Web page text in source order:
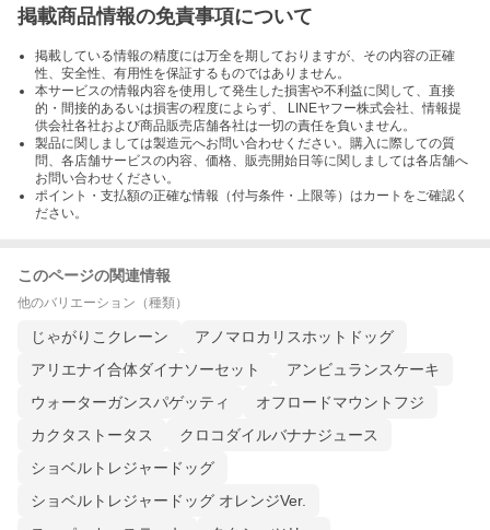
掲載商品情報の免責事項について
掲載している情報の精度には万全を期しておりますが、その内容の正確
性、安全性、有用性を保証するものではありません。
本サービスの情報内容を使用して発生した損害や不利益に関して、直接
的・間接的あるいは損害の程度によらず、 LINEヤフー株式会社、情報提
供会社各社および商品販売店舗各社は一切の責任を負いません。
製品に関しましては製造元へお問い合わせください。購入に際しての質
問、各店舗サービスの内容、価格、販売開始日等に関しましては各店舗へ
お問い合わせください。
ポイント・支払額の正確な情報（付与条件・上限等）はカートをご確認く
ださい。
このページの関連情報
他のバリエーション（種類）
じゃがりこクレーン
アノマロカリスホットドッグ
アリエナイ合体ダイナソーセット
アンビュランスケーキ
ウォーターガンスパゲッティ
オフロードマウントフジ
カクタストータス
クロコダイルバナナジュース
ショベルトレジャードッグ
ショベルトレジャードッグ オレンジVer.